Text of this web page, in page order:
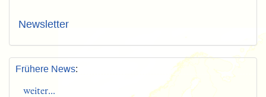
Newsletter
Frühere News:
weiter...